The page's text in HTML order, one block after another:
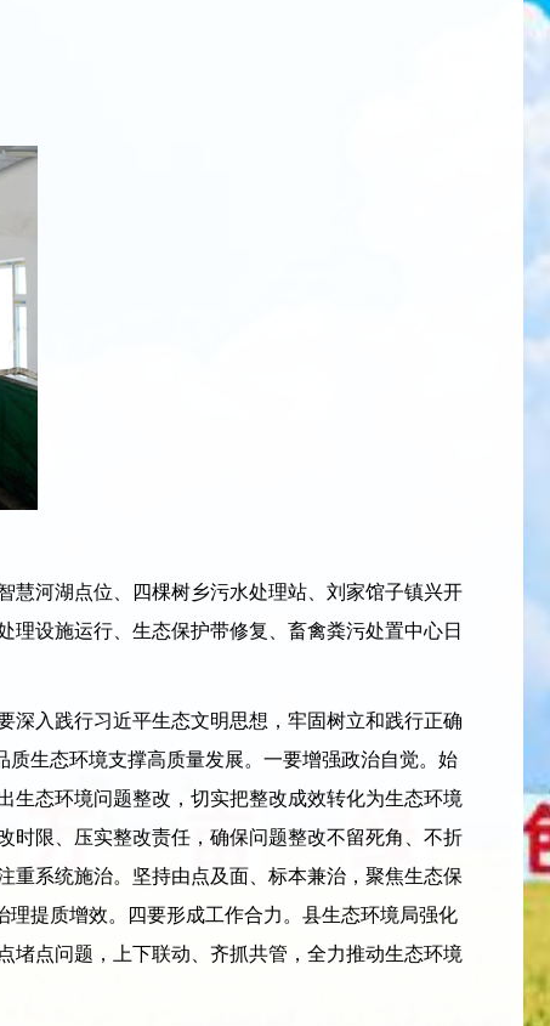
河湖点位、四棵树乡污水处理站、刘家馆子镇兴开
设施运行、生态保护带修复、畜禽粪污处置中心日
入践行习近平生态文明思想，牢固树立和践行正确
生态环境支撑高质量发展。一要增强政治自觉。始
生态环境问题整改，切实把整改成效转化为生态环境
时限、压实整改责任，确保问题整改不留死角、不折
重系统施治。坚持由点及面、标本兼治，聚焦生态保
提质增效。四要形成工作合力。县生态环境局强化
堵点问题，上下联动、齐抓共管，全力推动生态环境